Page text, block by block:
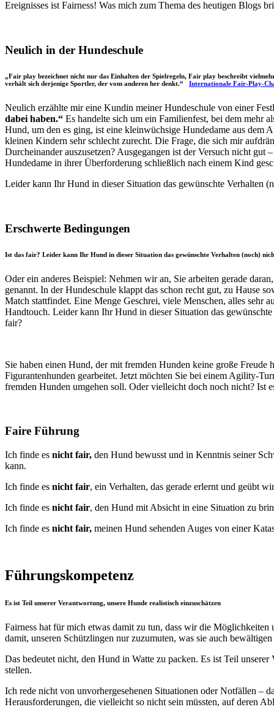
Ereignisses ist Fairness! Was mich zum Thema des heutigen Blogs
Neulich in der Hundeschule
„Fair play bezeichnet nicht nur das Einhalten der Spielregeln, Fair play beschreibt
verhält sich derjenige Sportler, der vom anderen her denkt.“ Internationale Fair-Play-
Neulich erzählte mir eine Kundin meiner Hundeschule von einer
dabei haben.“ Es handelte sich um ein Familienfest, bei dem mehr
Hund, um den es ging, ist eine kleinwüchsige Hundedame aus dem
kleinen Kindern sehr schlecht zurecht. Die Frage, die sich mir
Durcheinander auszusetzen? Ausgegangen ist der Versuch nicht
Hundedame in ihrer Überforderung schließlich nach einem Kind
Leider kann Ihr Hund in dieser Situation das gewünschte Verhalten
Erschwerte Bedingungen
Ist das fair? Leider kann Ihr Hund in dieser Situation das gewünschte Verhalten (noch)
Oder ein anderes Beispiel: Nehmen wir an, Sie arbeiten gerade
genannt. In der Hundeschule klappt das schon recht gut, zu Hause
Match stattfindet. Eine Menge Geschrei, viele Menschen, alles sehr
Handtouch. Leider kann Ihr Hund in dieser Situation das
fair?
Sie haben einen Hund, der mit fremden Hunden keine große
Figurantenhunden gearbeitet. Jetzt möchten Sie bei einem Agility-
fremden Hunden umgehen soll. Oder vielleicht doch noch nicht? Ist
Faire Führung
Ich finde es nicht fair, den Hund bewusst und in Kenntnis seiner
kann.
Ich finde es nicht fair, ein Verhalten, das gerade erlernt und geübt
Ich finde es nicht fair, den Hund mit Absicht in eine Situation zu
Ich finde es nicht fair, meinen Hund sehenden Auges von einer
Führungskompetenz
Es ist Teil unserer Verantwortung, unsere Hunde realistisch einzuschätzen
Fairness hat für mich etwas damit zu tun, dass wir die
damit, unseren Schützlingen nur zuzumuten, was sie auch
Das bedeutet nicht, den Hund in Watte zu packen. Es ist Teil
stellen.
Ich rede nicht von unvorhergesehenen Situationen oder Notfällen –
Herausforderungen, die vielleicht so nicht sein müssten, auf deren